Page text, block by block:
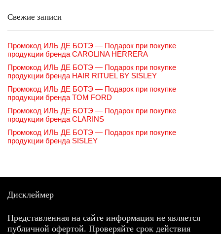
Свежие записи
Промокод ИЛЬ ДЕ БОТЭ — Подарок при покупке
продукции бренда CAROLINA HERRERA
Промокод ИЛЬ ДЕ БОТЭ — Подарок при покупке
продукции бренда HAIR RITUEL BY SISLEY
Промокод ИЛЬ ДЕ БОТЭ — Подарок при покупке
продукции бренда TOM FORD
Промокод ИЛЬ ДЕ БОТЭ — Подарок при покупке
продукции бренда CLARINS
Промокод ИЛЬ ДЕ БОТЭ — Подарок при покупке
продукции бренда SISLEY
Дисклеймер
Представленная на сайте информация не является
публичной офертой. Проверяйте срок действия